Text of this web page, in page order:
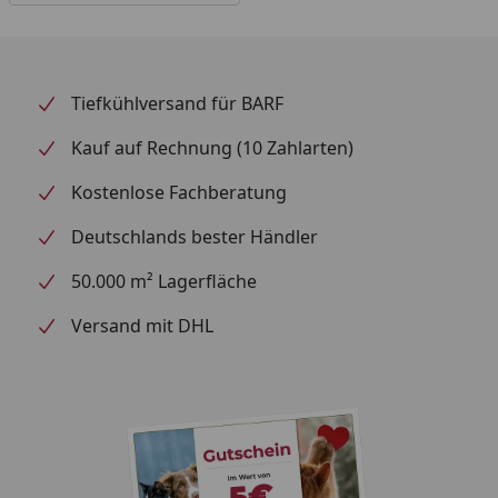
Tiefkühlversand für BARF
Kauf auf Rechnung (10 Zahlarten)
Kostenlose Fachberatung
Deutschlands bester Händler
50.000 m² Lagerfläche
Versand mit DHL